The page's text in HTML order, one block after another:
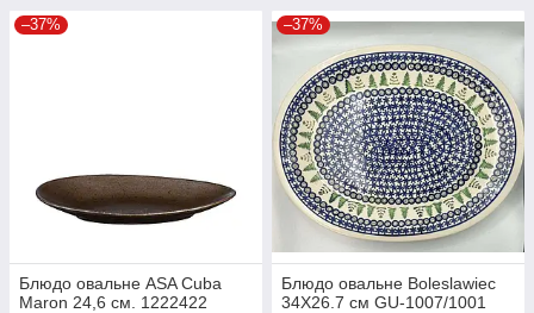
–37%
Блюдо овальне ASA Cuba
Maron 24,6 см. 1222422
–37%
Блюдо овальне Boleslawiec
34X26.7 см GU-1007/1001